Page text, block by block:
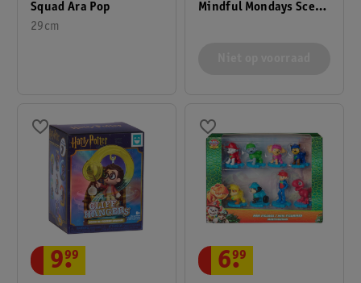
Squad Ara Pop
29cm
Mindful Mondays Scene
9.
99 6.
99